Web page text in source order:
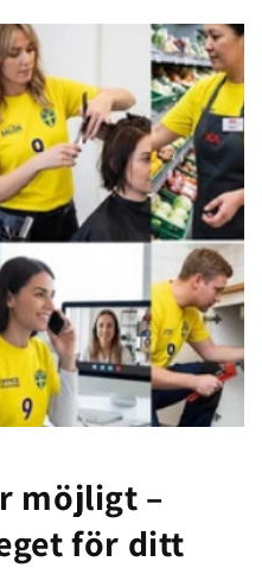
möjligt –
för ditt